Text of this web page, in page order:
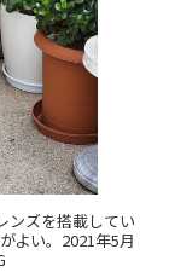
ンズを搭載してい
よい。2021年5月